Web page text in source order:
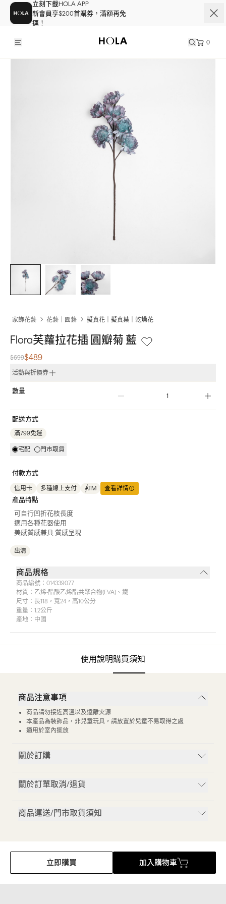
立刻下載HOLA APP
新會員享$200首購券，滿額再免
運！
0
家飾花藝 花藝｜園藝 擬真花｜擬真葉｜乾燥花
Flora芙蘿拉花插 圓瓣菊 藍
$699$489
活動與折價券
數量
配送方式
滿799免運
宅配 門市取貨
付款方式
信用卡 多種線上支付 ATM 查看詳情
產品特點
可自行凹折花枝長度
適用各種花器使用
美感質感兼具 質感呈現
出清
商品規格
商品編號： 014339077
材質： 乙烯-醋酸乙烯酯共聚合物(EVA)、鐵
尺寸： 長118，寬24，高10公分
重量： 1.2公斤
產地： 中國
使用說明購買須知
商品注意事項
商品請勿接近高溫以及遠離火源
本產品為裝飾品，非兒童玩具，請放置於兒童不易取得之處
適用於室內擺放
關於訂購
關於訂單取消/退貨
商品運送/門市取貨須知
立即購買 加入購物車